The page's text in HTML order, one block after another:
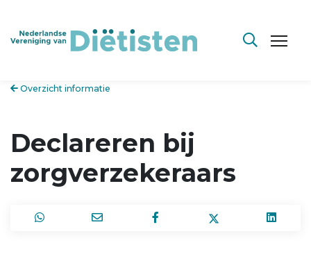
Overzicht informatie
Declareren bij
zorgverzekeraars